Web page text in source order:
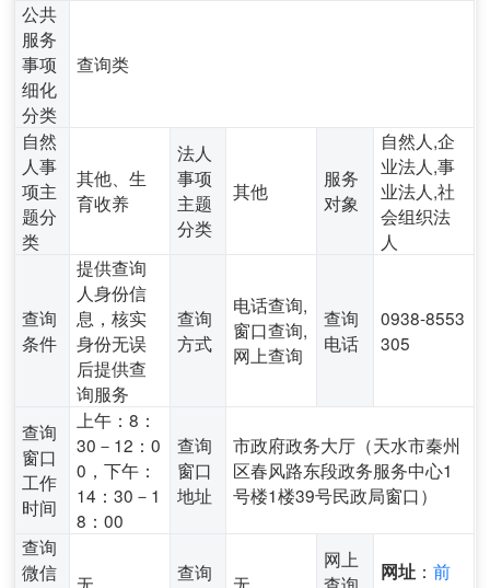
公共
服务
事项
细化
分类
查询类
自然
人事
项主
题分
类
其他、生
育收养
法人
事项
主题
分类
其他
服务
对象
自然人,企
业法人,事
业法人,社
会组织法
人
查询
条件
提供查询
人身份信
息，核实
身份无误
后提供查
询服务
查询
方式
电话查询,
窗口查询,
网上查询
查询
电话
0938-8553
305
查询
窗口
工作
时间
上午：8：
30－12：0
0，下午：
14：30－1
8：00
查询
窗口
地址
市政府政务大厅（天水市秦州
区春风路东段政务服务中心1
号楼1楼39号民政局窗口）
查询
微信
查询
网上
网址 ：前